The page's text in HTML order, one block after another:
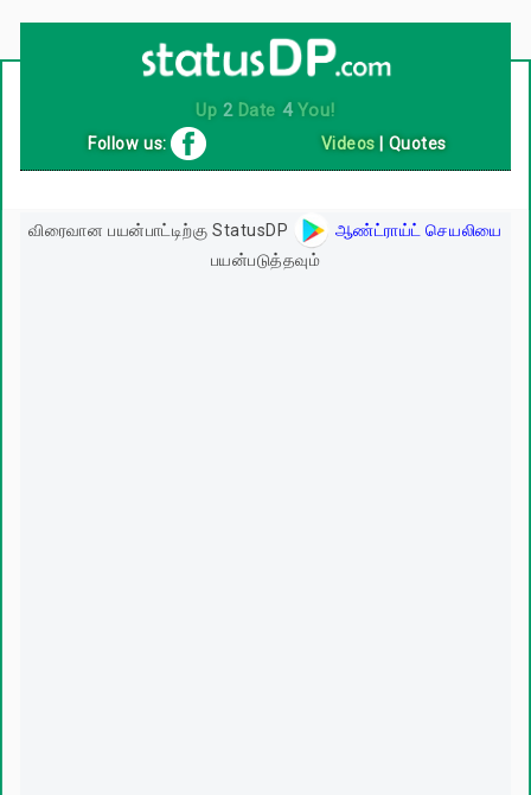
Up 2Date 4You!
Follow us: Videos Quotes
விரைவான பயன்பாட்டிற்கு StatusDP
ஆண்ட்ராய்ட் செயலியை
பயன்படுத்தவும்